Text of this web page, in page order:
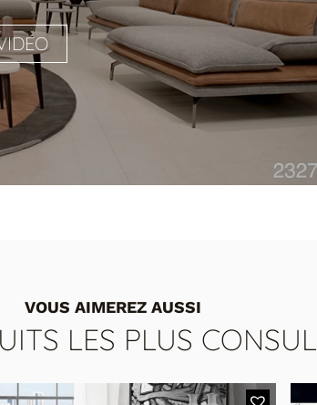
VOUS AIMEREZ AUSSI
LES PLUS